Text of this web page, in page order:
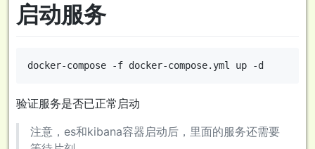
启动服务
验证服务是否已正常启动
注意，es和kibana容器启动后，里面的服务还需要